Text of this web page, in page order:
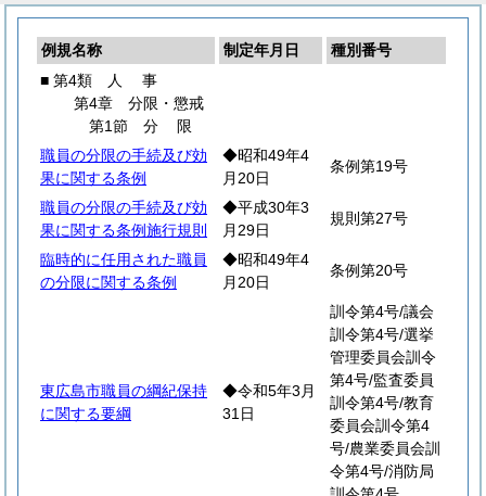
例規名称 制定年月日
種別番号
■ 第4類
人 事
第4章 分限・懲戒
第1節 分
限
職員の分限の手続及び効
果に関する条例
◆昭和49年4
月20日
条例第19号
職員の分限の手続及び効
果に関する条例施行規則
◆平成30年3
月29日
規則第27号
臨時的に任用された職員
の分限に関する条例
◆昭和49年4
月20日
条例第20号
東広島市職員の綱紀保持
に関する要綱
◆令和5年3月
31日
訓令第4号/議会
訓令第4号/選挙
管理委員会訓令
第4号/監査委員
訓令第4号/教育
委員会訓令第4
号/農業委員会訓
令第4号/消防局